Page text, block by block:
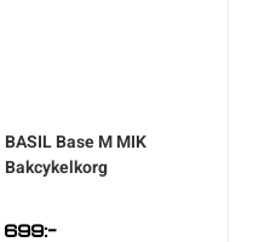
BASILBase M MIK
Bakcykelkorg
699:-